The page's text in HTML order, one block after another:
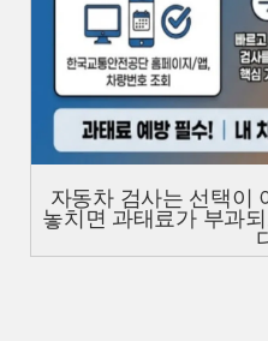
자동차 검사는 선택이
놓치면 과태료가 부과